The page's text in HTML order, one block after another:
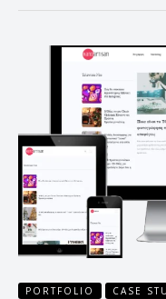
PORTFOLIO CASE
Κατασκευή
Ηλεκτρονικού
Περιοδικού